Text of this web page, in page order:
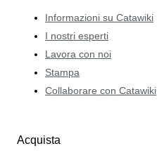
Informazioni su Catawiki
I nostri esperti
Lavora con noi
Stampa
Collaborare con Catawiki
Acquista